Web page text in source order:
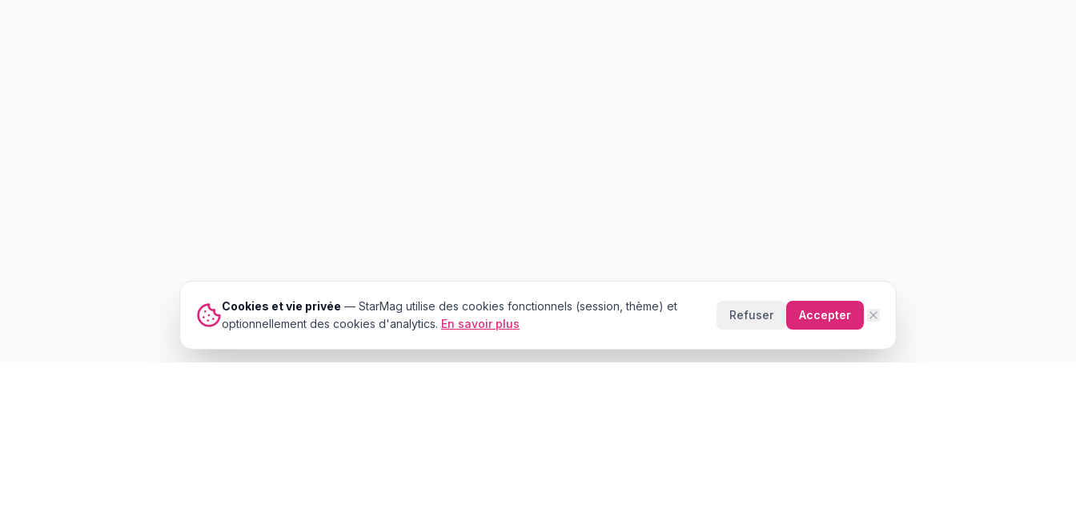
Cookies et vie privée — StarMag utilise des cookies fonctionnels (session, thème) et
optionnellement des cookies d'analytics. En savoir plus
Refuser Accepter